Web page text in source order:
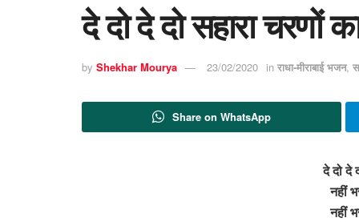
दे दो दे दो सहारा चरणों
by Shekhar Mourya 23/02/2020 in राधा-मीराबाई भजन,
Share on WhatsApp
दे दो दे
नहीं
नहीं